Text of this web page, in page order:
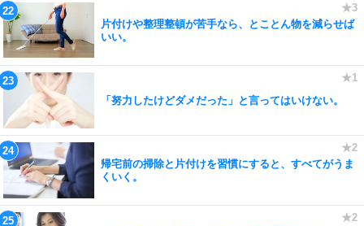
片付けや整理整頓が苦手なら、とことん物を減らせば
いい。
「努力したけどダメだった」と言ってはいけない。
帰宅前の掃除と片付けを習慣にすると、すべてがうま
くいく。